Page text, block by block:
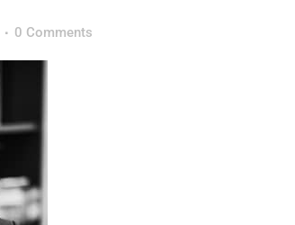
0 Comments